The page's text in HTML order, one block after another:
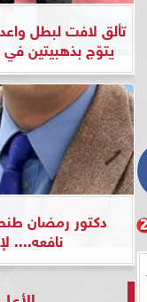
تألق لافت لبطل
يتوّج بذهبيتين
دكتور رمضان
نافعه....